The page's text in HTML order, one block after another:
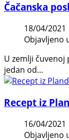
Čačanska
18/04/2021
Objavljeno
U zemlji
jedan od…
Recept iz
16/04/2021
Objavljeno